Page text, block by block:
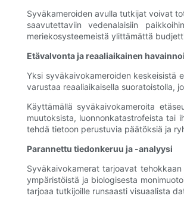
Syväkameroiden avulla tutkijat voivat
saavutettaviin vedenalaisiin
meriekosysteemeistä ylittämättä
Etävalvonta ja reaaliaikainen
Yksi syväkaivokameroiden keskeisistä
varustaa reaaliaikaisella suoratoistolla,
Käyttämällä syväkaivokameroita
muutoksista, luonnonkatastrofeista tai
tehdä tietoon perustuvia päätöksiä ja
Parannettu tiedonkeruu ja -analyysi
Syväkaivokamerat tarjoavat
ympäristöistä ja biologisesta
tarjoaa tutkijoille runsaasti visuaalista